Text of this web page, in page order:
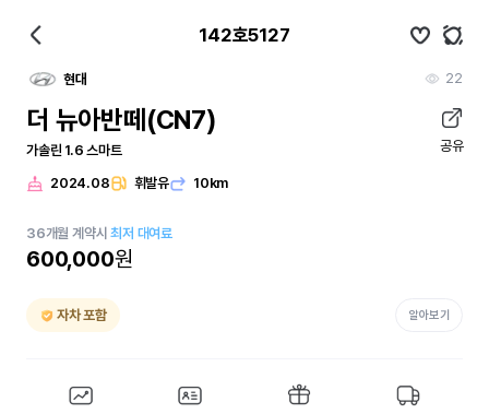
142호5127
현대 22
더 뉴아반떼(CN7)
가솔린 1.6 스마트 공유
2024.08 휘발유 10km
36개월 계약시최저 대여료
600,000원
자차 포함 알아보기